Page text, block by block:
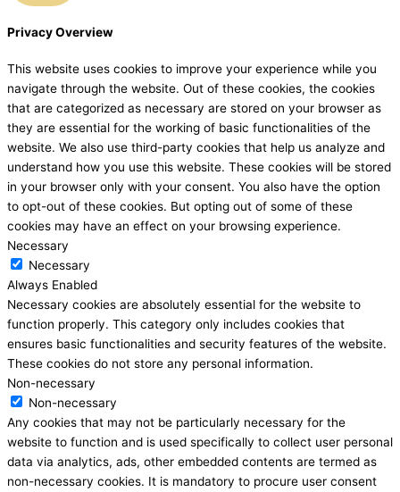
Privacy Overview
This website uses cookies to improve your experience while you
navigate through the website. Out of these cookies, the cookies
that are categorized as necessary are stored on your browser as
they are essential for the working of basic functionalities of the
website. We also use third-party cookies that help us analyze and
understand how you use this website. These cookies will be stored
in your browser only with your consent. You also have the option
to opt-out of these cookies. But opting out of some of these
cookies may have an effect on your browsing experience.
Necessary
Necessary
Always Enabled
Necessary cookies are absolutely essential for the website to
function properly. This category only includes cookies that
ensures basic functionalities and security features of the website.
These cookies do not store any personal information.
Non-necessary
Non-necessary
Any cookies that may not be particularly necessary for the
website to function and is used specifically to collect user personal
data via analytics, ads, other embedded contents are termed as
non-necessary cookies. It is mandatory to procure user consent